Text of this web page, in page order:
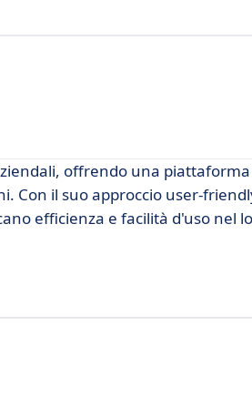
offrendo una
Con il suo approccio user-
efficienza e facilità d'uso nel